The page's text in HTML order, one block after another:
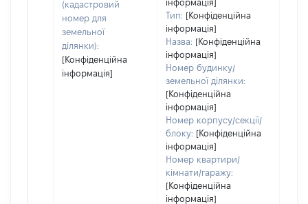
(кадастровий
номер для
земельної
ділянки):
[Конфіденційна
інформація]
інформація]
Тип: [Конфіденційна
інформація]
Назва: [Конфіденційна
інформація]
Номер будинку/
земельної ділянки:
[Конфіденційна
інформація]
Номер корпусу/секції/
блоку: [Конфіденційна
інформація]
Номер квартири/
кімнати/гаражу:
[Конфіденційна
інформація]